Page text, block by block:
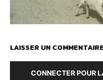
LAISSER UN COMMENTAIRE
CONNECTER POUR